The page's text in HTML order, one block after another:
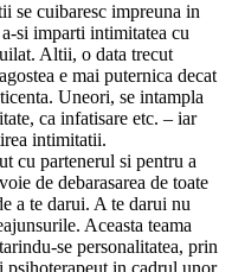
se cuibaresc impreuna in
si imparti intimitatea cu
Altii, o data trecut
e mai puternica decat
Uneori, se intampla
ca infatisare etc. – iar
intimitatii.
cu partenerul si pentru a
de debarasarea de toate
a te darui. A te darui nu
Aceasta teama
se personalitatea, prin